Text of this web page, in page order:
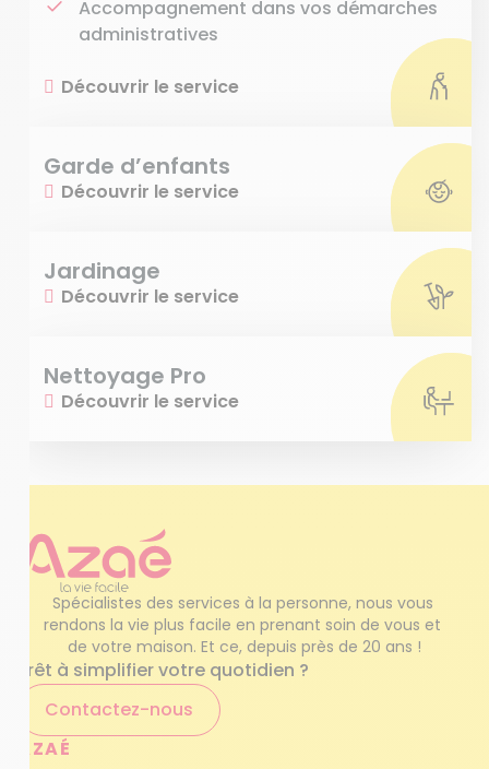
Accompagnement dans vos démarches
administratives
Découvrir le service
Garde d’enfants
Découvrir le service
Jardinage
Découvrir le service
Nettoyage Pro
Découvrir le service
Spécialistes des services à la personne, nous vous
rendons la vie plus facile en prenant soin de vous et
de votre maison. Et ce, depuis près de 20 ans !
Prêt à simplifier votre quotidien ?
Contactez-nous
AZAÉ